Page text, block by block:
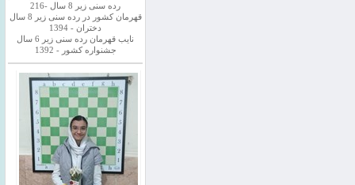
رده سنی زیر 8 سال -216
قهرمان کشور در رده سنی زیر 8 سال
دختران - 1394
نایب قهرمان رده سنی زیر 6 سال
جشنواره کشور - 1392